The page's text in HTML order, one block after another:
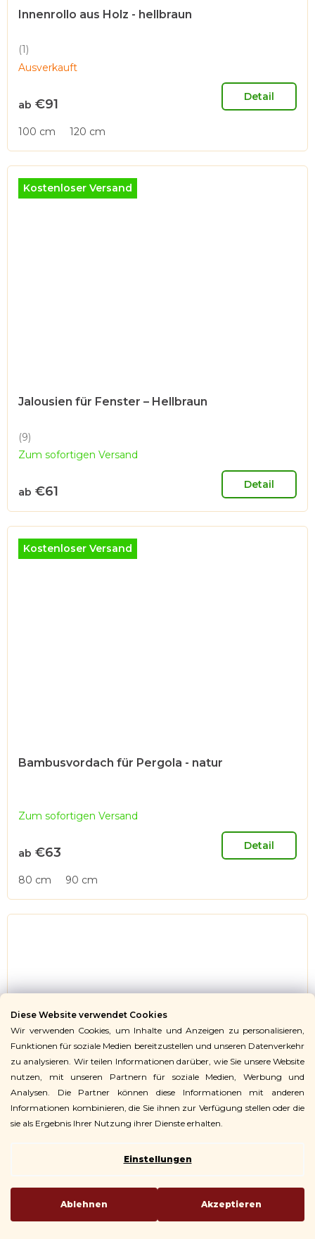
Diese Website verwendet Cookies
Wir verwenden Cookies, um Inhalte und Anzeigen zu personalisieren,
Funktionen für soziale Medien bereitzustellen und unseren Datenverkehr
zu analysieren. Wir teilen Informationen darüber, wie Sie unsere Website
nutzen, mit unseren Partnern für soziale Medien, Werbung und
Analysen. Die Partner können diese Informationen mit anderen
Informationen kombinieren, die Sie ihnen zur Verfügung stellen oder die
sie als Ergebnis Ihrer Nutzung ihrer Dienste erhalten.
Einstellungen
Ablehnen Akzeptieren
Innenrollo aus Holz - hellbraun
Die
durchschnittliche
5,0
5
Sternen.
(1)
Ausverkauft
ab €91 Detail
100 cm 120 cm
Kostenloser Versand
Jalousien für Fenster – Hellbraun
Die
durchschnittliche
4,9
von
5
Sternen.
(9)
Zum sofortigen Versand
ab €61 Detail
Kostenloser Versand
Bambusvordach für Pergola - natur
Zum sofortigen Versand
ab €63 Detail
80 cm 90 cm
Für die seitliche Beschattung der
Zum sofortigen Versand